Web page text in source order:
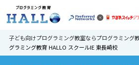
子ども向けプログラミング教室ならプログラミング
グラミング教育 HALLO スクールIE 東長崎校